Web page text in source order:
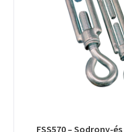
FSS570 – Sodrony-